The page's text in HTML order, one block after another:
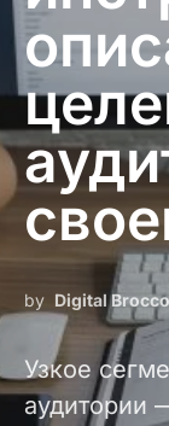
by Digital
Узкое
аудитории